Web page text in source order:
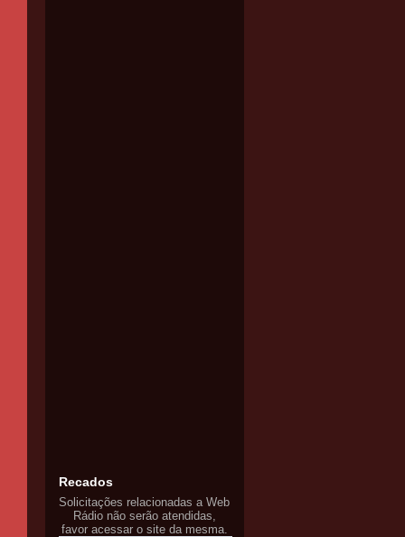
Recados
Solicitações relacionadas a Web
Rádio não serão atendidas,
favor acessar o site da mesma.